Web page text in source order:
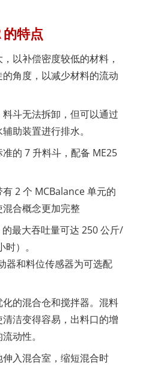
特点
以补偿密度较低的材料，
角度，以减少材料的流动
斗无法拆卸，但可以通过
助装置进行排水。
的 7 升料斗，配备 ME25
2 个 MCBalance 单元的
合概念更加完整
最大吞吐量可达 250 公斤/
）。
器和料位传感器为可选配
的混合仓和搅拌器。混料
洁变得容易，出料口的增
动性。
入混合室，缩短混合时